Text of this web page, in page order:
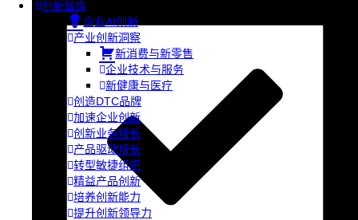
创新智库
企业AI创新
产业创新洞察
新消费与新零售
企业技术与服务
新健康与医疗
创造DTC品牌
加速企业创新
创新业务增长
产品驱动增长
转型敏捷组织
精益产品创新
培养创新能力
提升创新领导力